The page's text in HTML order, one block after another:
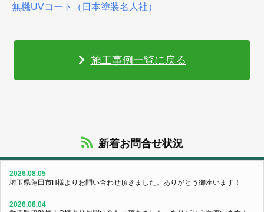
無機UVコート（日本塗装名人社）
施工事例一覧に戻る
新着お問合せ状況
2026.08.05
埼玉県蓮田市H様よりお問い合わせ頂きました。ありがとう御座います！
2026.08.04